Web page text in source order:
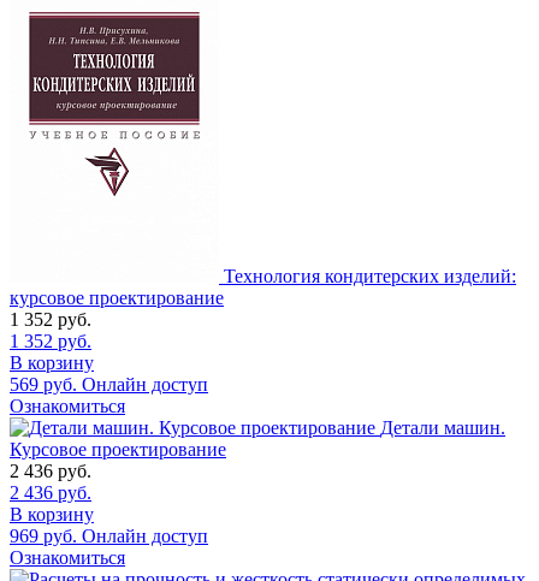
Технология кондитерских изделий:
курсовое проектирование
1 352 руб.
1 352 руб.
В корзину
569 руб. Онлайн доступ
Ознакомиться
Детали машин.
Курсовое проектирование
2 436 руб.
2 436 руб.
В корзину
969 руб. Онлайн доступ
Ознакомиться